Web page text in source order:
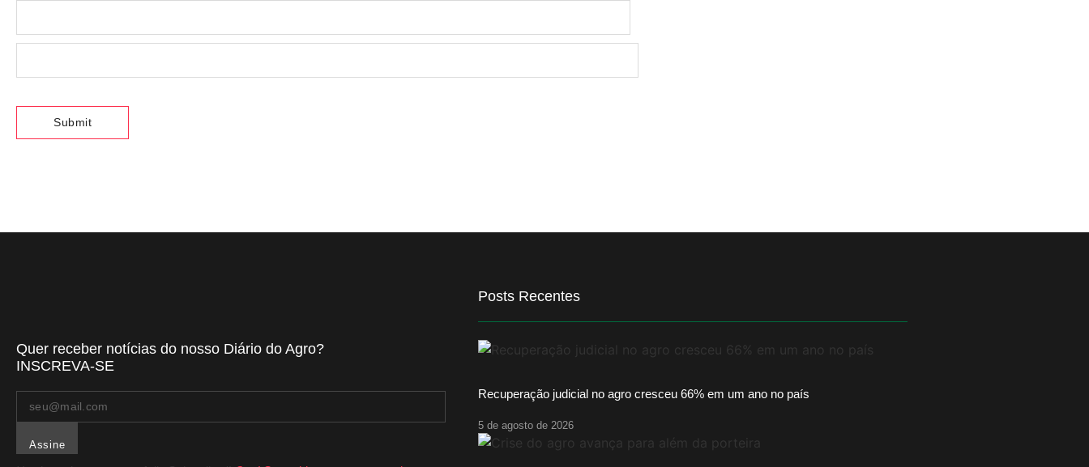
Quer receber notícias do nosso Diário do Agro?
INSCREVA-SE
Assine
Posts Recentes
Recuperação judicial no agro cresceu 66% em um ano no país
5 de agosto de 2026